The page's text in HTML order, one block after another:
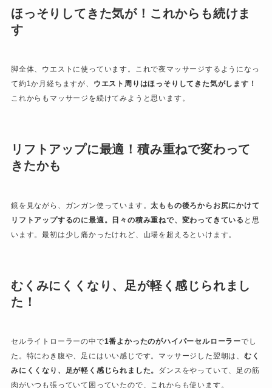
ほっそりしてきた気が！これからも続けま
す
脚全体、ウエストに使っています。これで夜マッサージするようになっ
て約1か月経ちますが、 ウエスト周りはほっそりしてきた気がします！
これからもマッサージを続けてみようと思います。
リフトアップに最適！積み重ねで変わって
きたかも
鏡を見ながら、ガンガン使っています。太ももの後ろからお尻にかけて
リフトアップするのに最適。
日々の積み重ねで、変わってきている と思
います。最初は少し痛かったけれど、山場を超えるといけます。
むくみにくくなり、足が軽く感じられまし
た！
セルライトローラーの中で1番よかったのがハイパーセルローラーでし
た。特にわき腹や、足にはいい感じです。マッサージした翌朝は、むく
みにくくなり、足が軽く感じられました。 ダンスをやっていて、足の筋
肉がいつも張っていて困っていたので、これからも使います。